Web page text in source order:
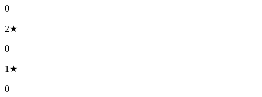
0
2★
0
1★
0